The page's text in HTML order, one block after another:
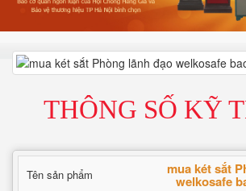
THÔNG SỐ KỸ
Tên sản phẩm mua két sắt
welkosafe